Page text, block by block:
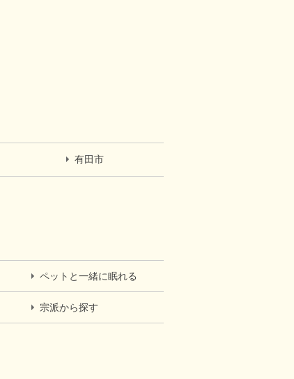
有田市
ペットと一緒に眠れる
宗派から探す